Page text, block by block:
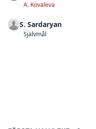
A. Kovaleva
S. Sardaryan
Självmål